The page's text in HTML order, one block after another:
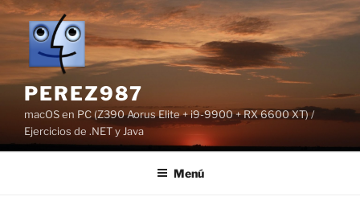
Saltar
contenido
PEREZ987
macOS en PC (Z390 Aorus Elite + i9-9900 + RX 6600 XT) /
Ejercicios de .NET y Java
Menú